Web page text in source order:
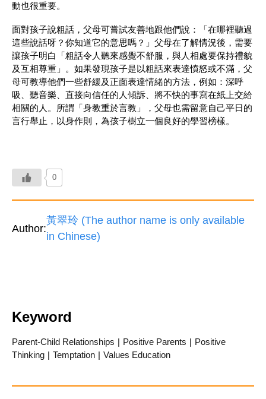
動也很重要。
面對孩子說粗話，父母可嘗試友善地跟他們說：「在哪裡聽過
這些說話呀？你知道它的意思嗎？」父母在了解情況後，需要
讓孩子明白「粗話令人聽來感覺不舒服，與人相處要保持禮貌
及互相尊重」。如果發現孩子是以粗話來表達憤怒或不滿，父
母可教導他們一些舒緩及正面表達情緒的方法，例如：深呼
吸、聽音樂、直接向信任的人傾訴、將不快的事寫在紙上交給
相關的人。所謂「身教重於言教」，父母也需留意自己平日的
言行舉止，以身作則，為孩子樹立一個良好的學習榜樣。
0
Author:
黃翠玲 (The author name is only available
in Chinese)
Keyword
Parent-Child Relationships | Positive Parents | Positive
Thinking | Temptation | Values Education